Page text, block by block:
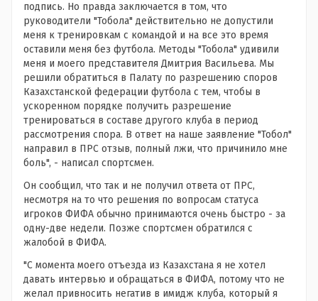
подпись. Но правда заключается в том, что
руководители "Тобола" действительно не допустили
меня к тренировкам с командой и на все это время
оставили меня без футбола. Методы "Тобола" удивили
меня и моего представителя Дмитрия Васильева. Мы
решили обратиться в Палату по разрешению споров
Казахстанской федерации футбола с тем, чтобы в
ускоренном порядке получить разрешение
тренироваться в составе другого клуба в период
рассмотрения спора. В ответ на наше заявление "Тобол"
направил в ПРС отзыв, полный лжи, что причинило мне
боль", - написал спортсмен.
Он сообщил, что так и не получил ответа от ПРС,
несмотря на то что решения по вопросам статуса
игроков ФИФА обычно принимаются очень быстро - за
одну-две недели. Позже спортсмен обратился с
жалобой в ФИФА.
"С момента моего отъезда из Казахстана я не хотел
давать интервью и обращаться в ФИФА, потому что не
желал привносить негатив в имидж клуба, который я